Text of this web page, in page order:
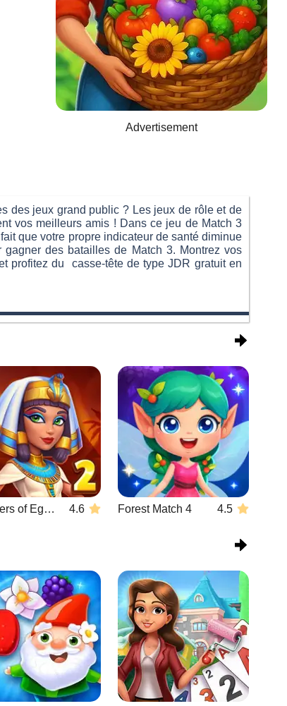
Advertisement
des jeux grand public ? Les jeux de rôle et de
vos meilleurs amis ! Dans ce jeu de Match 3
que votre propre indicateur de santé diminue
des batailles de Match 3. Montrez vos
profitez du casse-tête de type JDR gratuit en
Wonders of Egypt Match 2 4.6 Forest Match 4 4.5